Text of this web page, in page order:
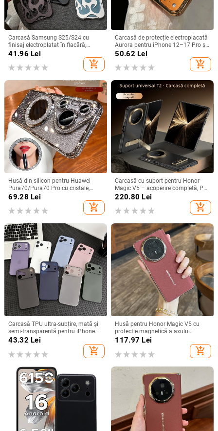
Carcasă Samsung S25/S24 cu
finisaj electroplatat în flacără,
design decupat, compatibilă cu
41.96 Lei
add_shopping_cart
Carcasă de protecție electroplacată
Aurora pentru iPhone 12–17 Pro și
Pro Max, acoperire completă, anti-
50.62 Lei
add_shopping_cart
Husă din silicon pentru Huawei
Pura70/Pura70 Pro cu cristale,
transparentă, estetică, suport
încorporat și disipare a căldurii
69.28 Lei
add_shopping_cart
Carcasă cu suport pentru Honor
Magic V5 – acoperire completă, PC
mat, anti-cădere, anti-amprente
220.80 Lei
add_shopping_cart
Carcasă TPU ultra-subțire, mată și
semi-transparentă pentru iPhone
11/12/14/15/16/17 Pro Max,
protecție împotriva căderilor, anti-
amprente
43.32 Lei
add_shopping_cart
Husă pentru Honor Magic V5 cu
protecție magnetică a axului
central, acoperire completă a
electroplacare, protecție anti-cădere
117.97 Lei
add_shopping_cart